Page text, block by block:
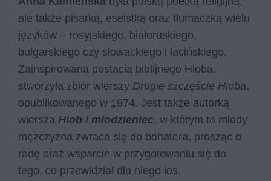
ale także pisarką, eseistką oraz tłumaczką wielu
języków – rosyjskiego, białoruskiego,
bułgarskiego czy słowackiego i łacińskiego.
Zainspirowana postacią biblijnego Hioba,
stworzyła zbiór wierszy Drugie szczęście Hioba,
opublikowanego w 1974. Jest także autorką
wiersza Hiob i młodzieniec, w którym to młody
mężczyzna zwraca się do bohatera, prosząc o
radę oraz wsparcie w przygotowaniu się do
tego, co przewidział dla niego los.